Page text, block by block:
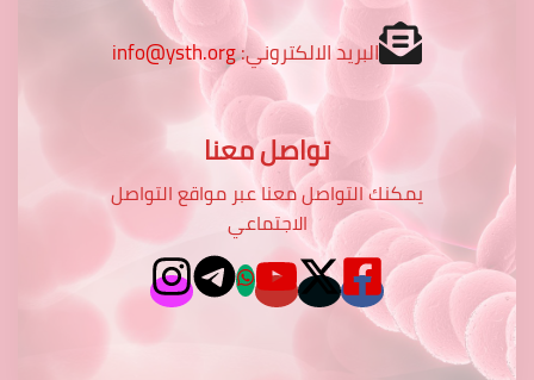
البريد الالكتروني:info@ysth.org
تواصل معنا
يمكنك التواصل معنا عبر مواقع التواصل
الاجتماعي